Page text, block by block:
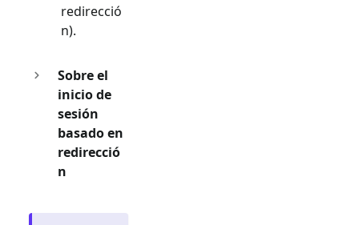
redirecció
n).
Sobre el
inicio de
sesión
basado en
redirecció
n